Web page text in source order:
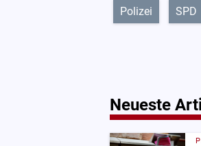
Polizei SPD
Neueste